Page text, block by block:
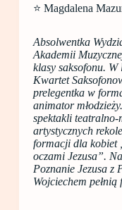
⭐️ Magdalena
Absolwentka
Akademii
klasy saksofonu. W
Kwartet
prelegentka w
animator
spektakli teatralno-
artystycznych
formacji dla kobiet
oczami Jezusa”.
Poznanie Jezusa z
Wojciechem